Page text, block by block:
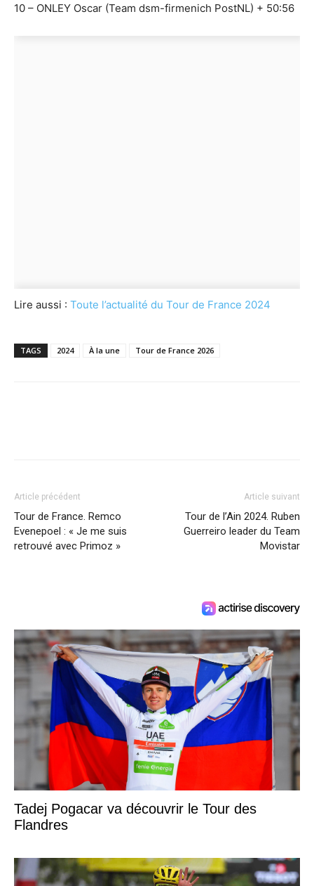
10 – ONLEY Oscar (Team dsm-firmenich PostNL) + 50:56
Lire aussi : Toute l’actualité du Tour de France 2024
TAGS 2024 À la une Tour de France 2026
Article précédent
Tour de France. Remco
Evenepoel : « Je me suis
retrouvé avec Primoz »
Article suivant
Tour de l’Ain 2024. Ruben
Guerreiro leader du Team
Movistar
Tadej Pogacar va découvrir le Tour des
Flandres